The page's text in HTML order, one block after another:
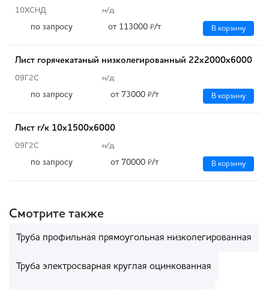
10ХСНД н/д
по запросу от 113000 ₽/т В корзину
Лист горячекатаный низколегированный 22х2000х6000
09Г2С н/д
по запросу от 73000 ₽/т В корзину
Лист г/к 10х1500х6000
09Г2С н/д
по запросу от 70000 ₽/т В корзину
Смотрите также
Труба профильная прямоугольная низколегированная
Труба электросварная круглая оцинкованная